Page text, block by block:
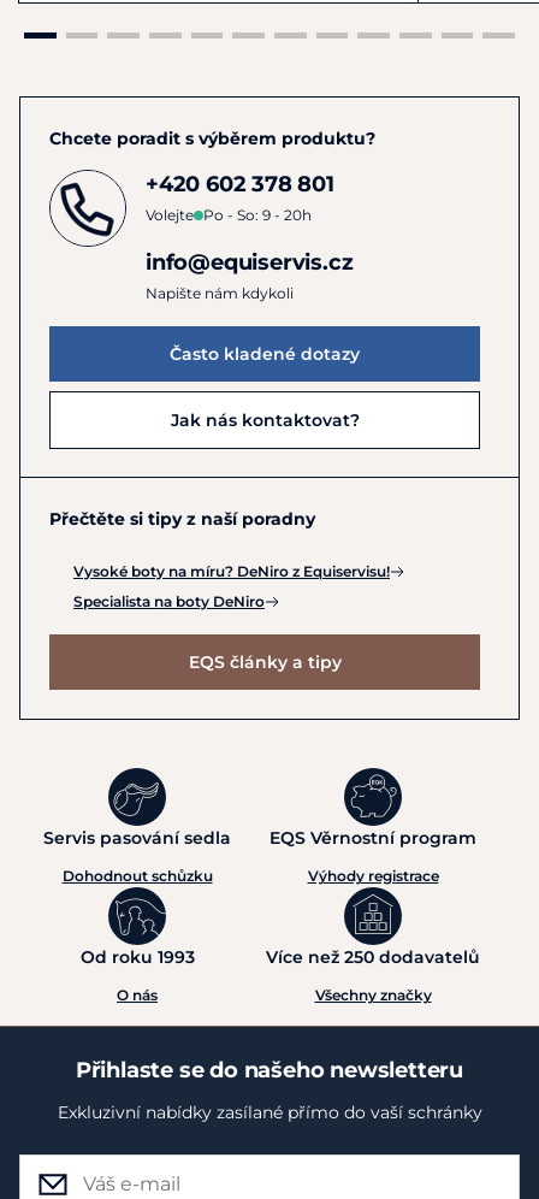
perek se zipem, je potřeba pravidelně čistit i ten.
což může vést k vylámání zoubků, nebo k zaseknutí
Pro čištění a ošetření můžete použít
Čistěte alespoň 1x za 14 dní, ideálně jednou za týden.
Chcete poradit s výběrem produktu?
+420 602 378 801
Volejte Po - So: 9 - 20h
info@equiservis.cz
Napište nám kdykoli
Často kladené dotazy
Jak nás kontaktovat?
Přečtěte si tipy z naší poradny
Vysoké boty na míru? DeNiro z Equiservisu!
Specialista na boty DeNiro
EQS články a tipy
Servis pasování sedla
Dohodnout schůzku
EQS Věrnostní program
Výhody registrace
Od roku 1993
O nás
Více než 250 dodavatelů
Všechny značky
Přihlaste se do našeho newsletteru
Exkluzivní nabídky zasílané přímo do vaší schránky